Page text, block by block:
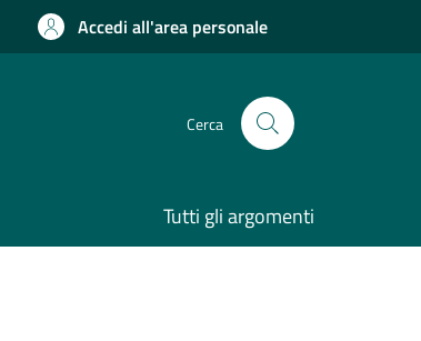
Accedi all'area personale
Cerca
Tutti gli argomenti